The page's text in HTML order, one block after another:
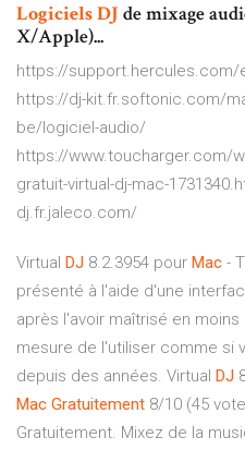
LogicielsDJ de mixage
X/Apple)...
https://
https://dj-kit.fr.softonic.com/
be/logiciel-audio/
https://www.toucharger.com/
gratuit-virtual-dj-mac-
dj.fr.jaleco.com/
Virtual DJ 8.2.3954 pour Mac -
présenté à l'aide d'une
après l'avoir maîtrisé en
mesure de l'utiliser comme si
depuis des années. Virtual DJ
Mac Gratuitement 8/10 (45
Gratuitement. Mixez de la